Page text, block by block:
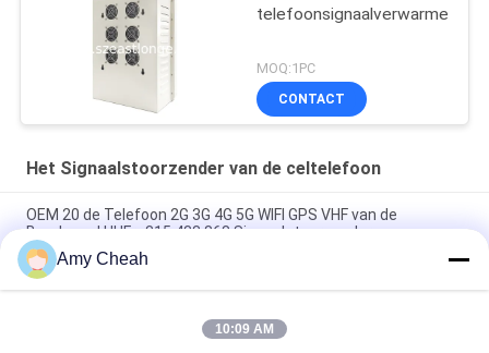
telefoonsignaalverwarmer
MOQ:1PC
CONTACT
Het Signaalstoorzender van de celtelefoon
OEM 20 de Telefoon 2G 3G 4G 5G WIFI GPS VHF van de
Bandencel UHFrc315 433 868 Signaalstoorzender
40W middelhoogvermogen 150m de Stoorzender van het de
Telefoonsignaal van de 8 Kanalencel voor Gevangenis
Binnenellular-de Stoorzender33dbm 4Band Blocker In alle
Amy Cheah
10:09 AM